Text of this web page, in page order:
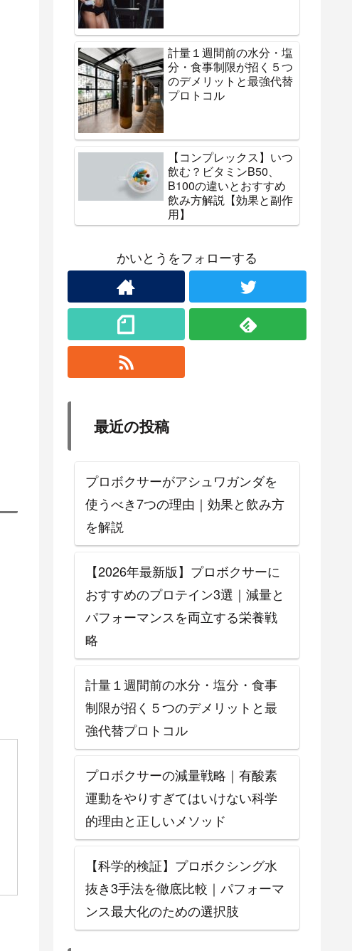
計量１週間前の水分・塩
分・食事制限が招く５つ
のデメリットと最強代替
プロトコル
【コンプレックス】いつ
飲む？ビタミンB50、
B100の違いとおすすめ
飲み方解説【効果と副作
用】
かいとうをフォローする
最近の投稿
プロボクサーがアシュワガンダを
使うべき7つの理由｜効果と飲み方
を解説
【2026年最新版】プロボクサーに
おすすめのプロテイン3選｜減量と
パフォーマンスを両立する栄養戦
略
計量１週間前の水分・塩分・食事
制限が招く５つのデメリットと最
強代替プロトコル
プロボクサーの減量戦略｜有酸素
運動をやりすぎてはいけない科学
的理由と正しいメソッド
【科学的検証】プロボクシング水
抜き3手法を徹底比較｜パフォーマ
ンス最大化のための選択肢